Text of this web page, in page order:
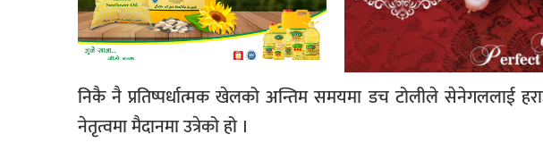
निकै नै प्रतिष्पर्धात्मक खेलको अन्तिम समयमा डच टोलीले सेनेगललाई
नेतृत्वमा मैदानमा उत्रेको हो ।